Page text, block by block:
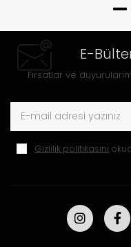
E-
Fırsatlar ve
Gizlilik politikasını